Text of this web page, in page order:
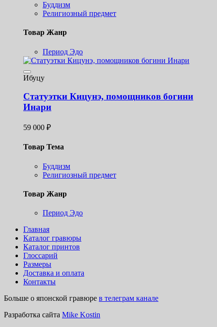
Буддизм
Религиозный предмет
Товар Жанр
Период Эдо
Ибуцу
Статуэтки Кицунэ, помощников богини
Инари
59 000 ₽
Товар Тема
Буддизм
Религиозный предмет
Товар Жанр
Период Эдо
Главная
Каталог гравюры
Каталог принтов
Глоссарий
Размеры
Доставка и оплата
Контакты
Больше о японской гравюре в телеграм канале
Разработка сайта Mike Kostin